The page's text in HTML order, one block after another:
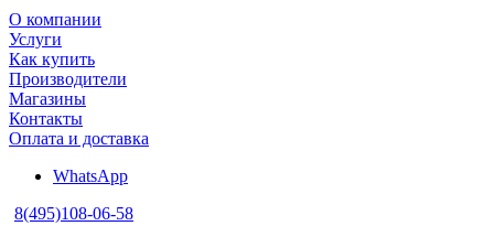
О компании
Услуги
Как купить
Производители
Магазины
Контакты
Оплата и доставка
WhatsApp
8(495)108-06-58